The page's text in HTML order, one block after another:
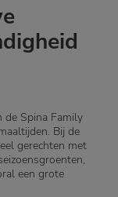
de Spina Family
Bij de
gerechten met
een grote